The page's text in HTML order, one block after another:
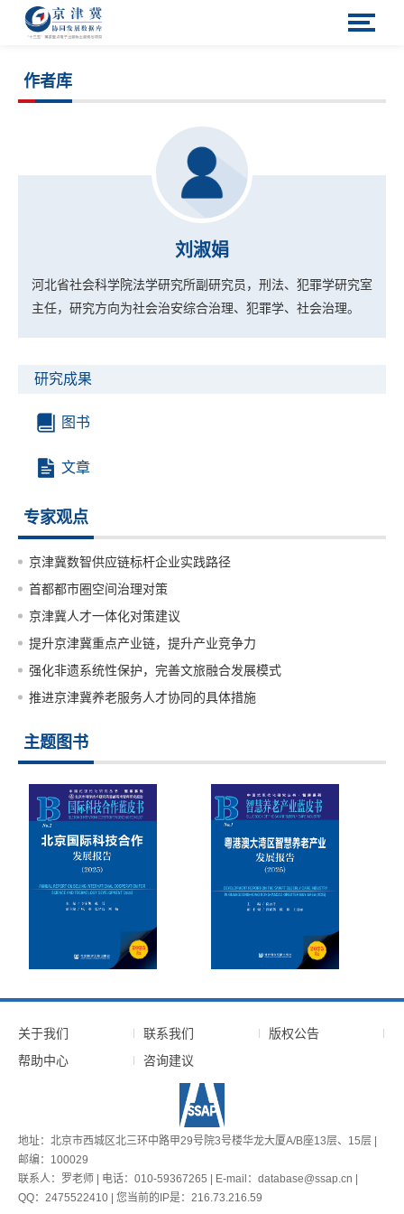
作者库
刘淑娟
河北省社会科学院法学研究所副研究员，刑法、犯罪学研究室
主任，研究方向为社会治安综合治理、犯罪学、社会治理。
研究成果
图书
文章
专家观点
京津冀数智供应链标杆企业实践路径
首都都市圈空间治理对策
京津冀人才一体化对策建议
提升京津冀重点产业链，提升产业竞争力
强化非遗系统性保护，完善文旅融合发展模式
推进京津冀养老服务人才协同的具体措施
主题图书
关于我们 联系我们
版权公告
帮助中心
咨询建议
地址：北京市西城区北三环中路甲29号院3号楼华龙大厦A/B座13层、15层 |
邮编：100029
联系人：罗老师 | 电话：010-59367265 | E-mail：database@ssap.cn |
QQ：2475522410 | 您当前的IP是： 216.73.216.59